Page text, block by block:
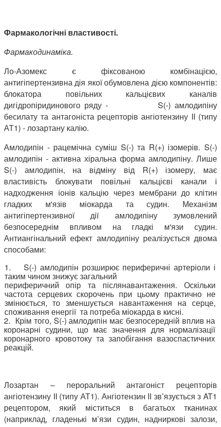
Фармакологічні властивості.
Фармакодинаміка.
Ло-Азомекс є фіксованою комбінацією,
антигіпертензивна дія якої обумовлена дією компонентів:
блокатора повільних кальцієвих каналів
дигідропіридинового ряду -
S(-) амлодипіну
бесилату та антагоніста рецепторів ангіотензину II (типу
АТ1) - лозартану калію.
Амлодипін - рацемічна суміш S(-) та R(+) ізомерів. S(-)
амлодипін - активна хіральна форма амлодипіну. Лише
S(-) амлодипін, на відміну від R(+) ізомеру, має
властивість блокувати повільні кальцієві канали і
надходження іонів кальцію через мембрани до клітин
гладких м'язів міокарда та судин. Механізм
антигіпертензивної дії амлодипіну зумовлений
безпосереднім впливом на гладкі м'язи судин.
Антиангінальний ефект амлодипіну реалізується двома
способами:
1. S(-) амлодипін розширює периферичні артеріоли і
таким чином знижує загальний
периферичний опір та післянавантаження. Оскільки
частота серцевих скорочень при цьому практично не
змінюється, то зменшується навантаження на серце,
споживання енергії та потреба міокарда в кисні.
2. Крім того, S(-) амлодипін має безпосередній вплив на
коронарні судини, що має значення для нормалізації
коронарного кровотоку та запобігання вазоспастичних
реакцій.
Лозартан – пероральний антагоніст рецепторів
ангіотензину II (типу АТ1). Ангіотензин II зв’язується з AT1
рецептором, який міститься в багатьох тканинах
(наприклад, гладенькі м’язи судин, надниркові залози,